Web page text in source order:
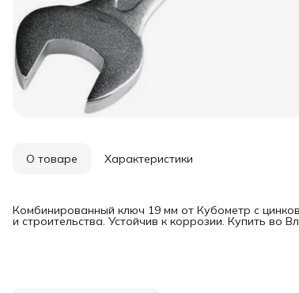
О товаре Характеристики
Комбинированный ключ 19 мм от Кубометр с
и строительства. Устойчив к коррозии. Купить во